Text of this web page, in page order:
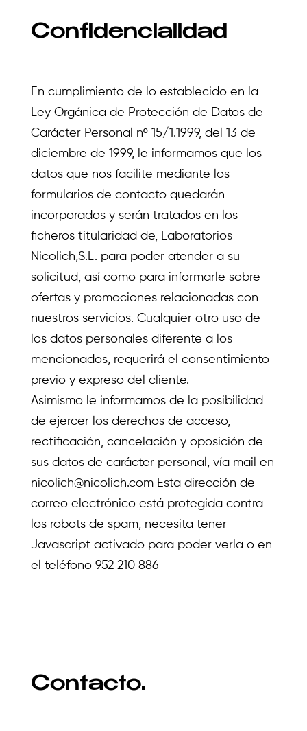
Confidencialidad
En cumplimiento de lo establecido en la
Ley Orgánica de Protección de Datos de
Carácter Personal nº 15/1.1999, del 13 de
diciembre de 1999, le informamos que los
datos que nos facilite mediante los
formularios de contacto quedarán
incorporados y serán tratados en los
ficheros titularidad de, Laboratorios
Nicolich,S.L. para poder atender a su
solicitud, así como para informarle sobre
ofertas y promociones relacionadas con
nuestros servicios. Cualquier otro uso de
los datos personales diferente a los
mencionados, requerirá el consentimiento
previo y expreso del cliente.
Asimismo le informamos de la posibilidad
de ejercer los derechos de acceso,
rectificación, cancelación y oposición de
sus datos de carácter personal, vía mail en
nicolich@nicolich.com Esta dirección de
correo electrónico está protegida contra
los robots de spam, necesita tener
Javascript activado para poder verla o en
el teléfono 952 210 886
Contacto.